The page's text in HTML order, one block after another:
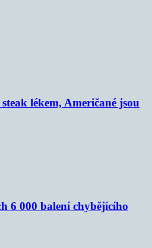
lékem, Američané jsou
6 000 balení chybějícího